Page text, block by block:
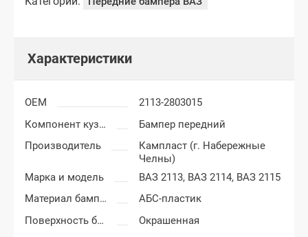
Характеристики
OEM
2113-2803015
Компонент кузова
Бампер передний
Производитель
Кампласт (г. Набережные
Челны)
Марка и модель
ВАЗ 2113, ВАЗ 2114, ВАЗ 2115
Материал бампера
АБС-пластик
Поверхность бампера
Окрашенная